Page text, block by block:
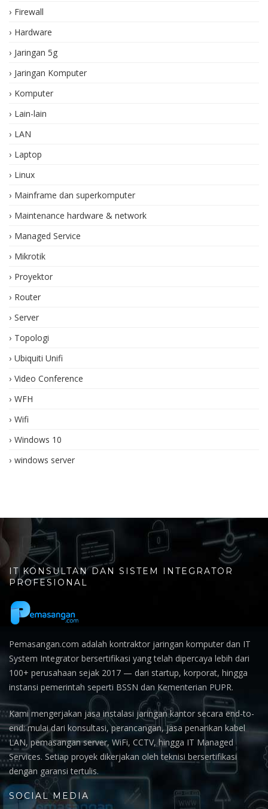
Firewall
Hardware
Jaringan 5g
Jaringan Komputer
Komputer
Lain-lain
LAN
Laptop
Linux
Mainframe dan superkomputer
Maintenance hardware & network
Managed Service
Mikrotik
Proyektor
Router
Server
Topologi
Ubiquiti Unifi
Video Conference
WFH
Wifi
Windows 10
windows server
IT KONSULTAN DAN SISTEM INTEGRATOR
PROFESIONAL
Pemasangan.com adalah kontraktor jaringan komputer dan IT
System Integrator bersertifikasi yang telah dipercaya lebih dari
100+ perusahaan sejak 2017 — dari startup, korporat, hingga
instansi pemerintah seperti BSSN dan Kementerian PUPR.
Kami mengerjakan jasa instalasi jaringan kantor secara end-to-
end: mulai dari konsultasi, perancangan, jasa penarikan kabel
LAN, pemasangan server, WiFi, CCTV, hingga IT Managed
Services. Setiap proyek dikerjakan oleh teknisi bersertifikasi
dengan garansi tertulis.
SOCIAL MEDIA